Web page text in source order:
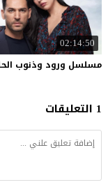
02:14:50
مسلسل ورود وذنوب
1 التعليقات